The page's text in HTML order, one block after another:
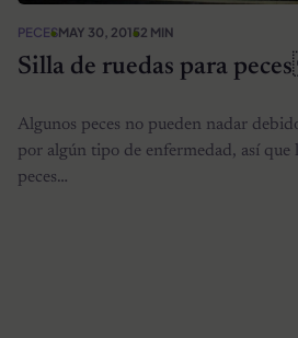
PECESMAY 30, 20152 MIN
Silla de ruedas para
Algunos peces no pueden nadar
por algún tipo de enfermedad, así que
peces…